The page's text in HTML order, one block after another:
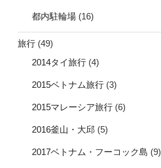
都内駐輪場 (16)
旅行 (49)
2014タイ旅行 (4)
2015ベトナム旅行 (3)
2015マレーシア旅行 (6)
2016釜山・大邱 (5)
2017ベトナム・フーコック島 (9)